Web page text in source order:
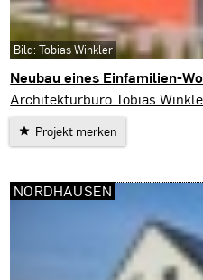
Neubau eines Einfamilien-
Nordhausen
Architekturbüro Tobias
Projekt merken
Bild: Tobias Winkler
NORDHAUSEN